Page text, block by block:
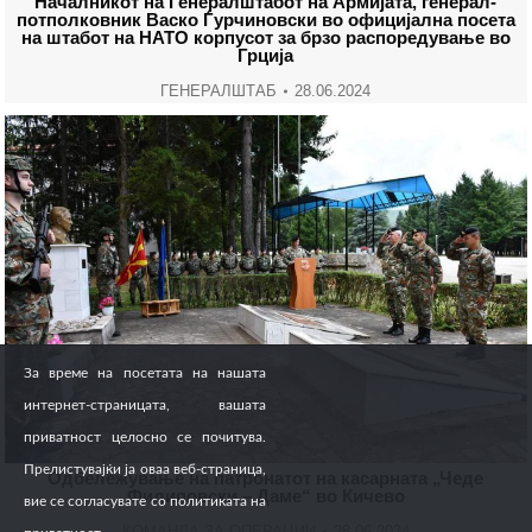
потполковник Васко Ѓурчиновски во официјална посета
на штабот на НАТО корпусот за брзо распоредување во
Грција
ГЕНЕРАЛШТАБ 28.06.2024
Одбележување на патронатот на касарната „Чеде
Филиповски – Даме“ во Кичево
За време на посетата на нашата
интернет-страницата, вашата
приватност целосно се почитува.
Прелистувајќи ја оваа веб-страница,
вие се согласувате со политиката на